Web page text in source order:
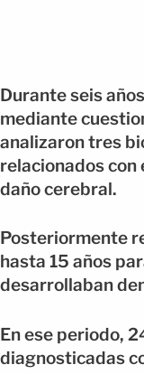
Durante seis
mediante
analizaron tres
relacionados
daño cerebral.
Posteriormente
hasta 15 años
desarrollaban
En ese periodo,
diagnosticadas